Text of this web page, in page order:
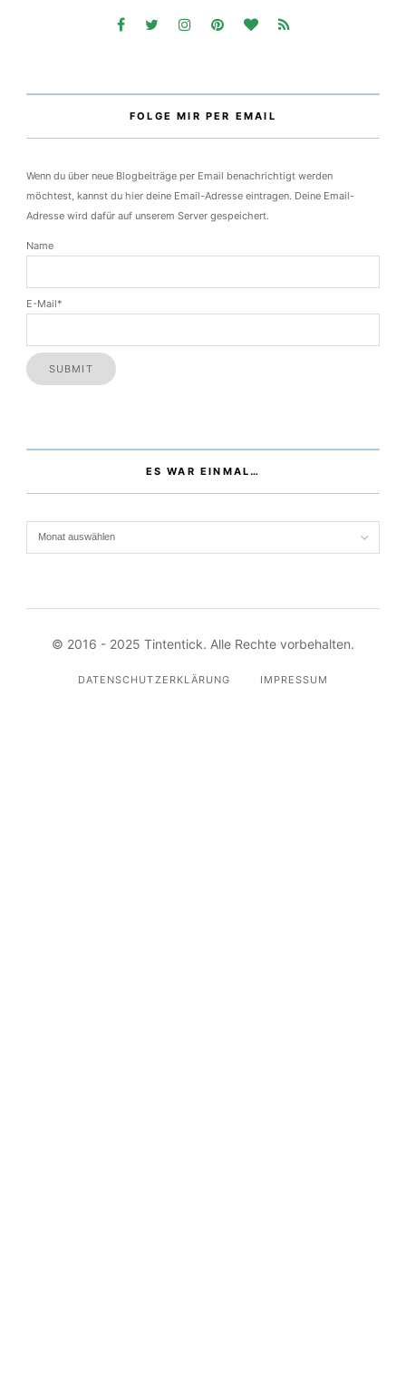
FOLGE MIR PER EMAIL
Wenn du über neue Blogbeiträge per Email benachrichtigt werden
möchtest, kannst du hier deine Email-Adresse eintragen. Deine Email-
Adresse wird dafür auf unserem Server gespeichert.
Name
E-Mail*
ES WAR EINMAL…
© 2016 - 2025 Tintentick. Alle Rechte vorbehalten.
DATENSCHUTZERKLÄRUNG IMPRESSUM